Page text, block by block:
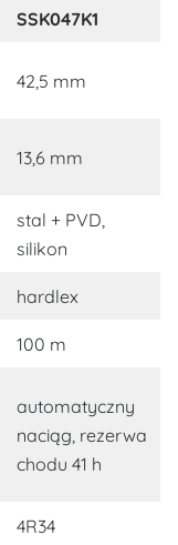
SSK047K1
42,5 mm
13,6 mm
stal + PVD,
silikon
hardlex
100 m
automatyczny
naciąg, rezerwa
chodu 41 h
4R34